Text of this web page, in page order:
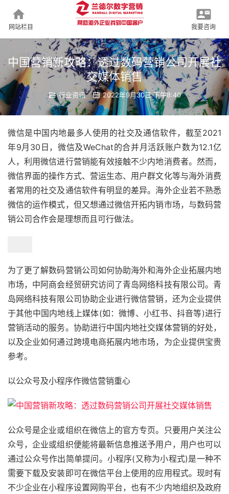
网站栏目 我要咨询
中国营销新攻略：透过数码营销公司开展社
交媒体销售
行业资讯 2022年9月30日 下午8:40
微信是中国内地最多人使用的社交及通信软件，截至2021
年9月30日，微信及WeChat的合并月活跃账户数为12.1亿
人，利用微信进行营销能有效接触不少内地消费者。然而，
微信界面的操作方式、营运生态、用户群文化等与海外消费
者常用的社交及通信软件有明显的差异。海外企业若不熟悉
微信的运作模式，但又想通过微信开拓内销市场，与数码营
销公司合作会是理想而且可行做法。
为了更了解数码营销公司如何协助海外和海外企业拓展内地
市场，中阿商会经贸研究访问了青岛网络科技有限公司。青
岛网络科技有限公司协助企业进行微信营销，还为企业提供
于其他中国内地线上媒体(如：微博、小红书、抖音等)进行
营销活动的服务。协助进行中国内地社交媒体营销的好处，
以及企业如何通过跨境电商拓展内地市场，为企业提供宝贵
参考。
以公众号及小程序作微信营销重心
公众号是企业或组织在微信上的官方专页。只要用户关注公
众号，企业或组织便能将最新信息推送予用户，用户也可以
通过公众号作出简单提问。小程序(又称为小程式)是一种不
需要下载及安装即可在微信平台上使用的应用程式。现时有
不少企业在小程序设置网购平台，也有不少内地组织及政府